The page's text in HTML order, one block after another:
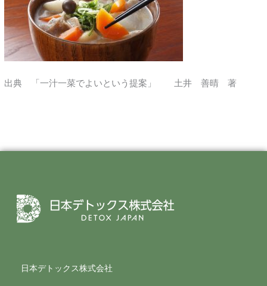
出典 「一汁一菜でよいという提案」 土井 善晴 著
日本デトックス株式会社